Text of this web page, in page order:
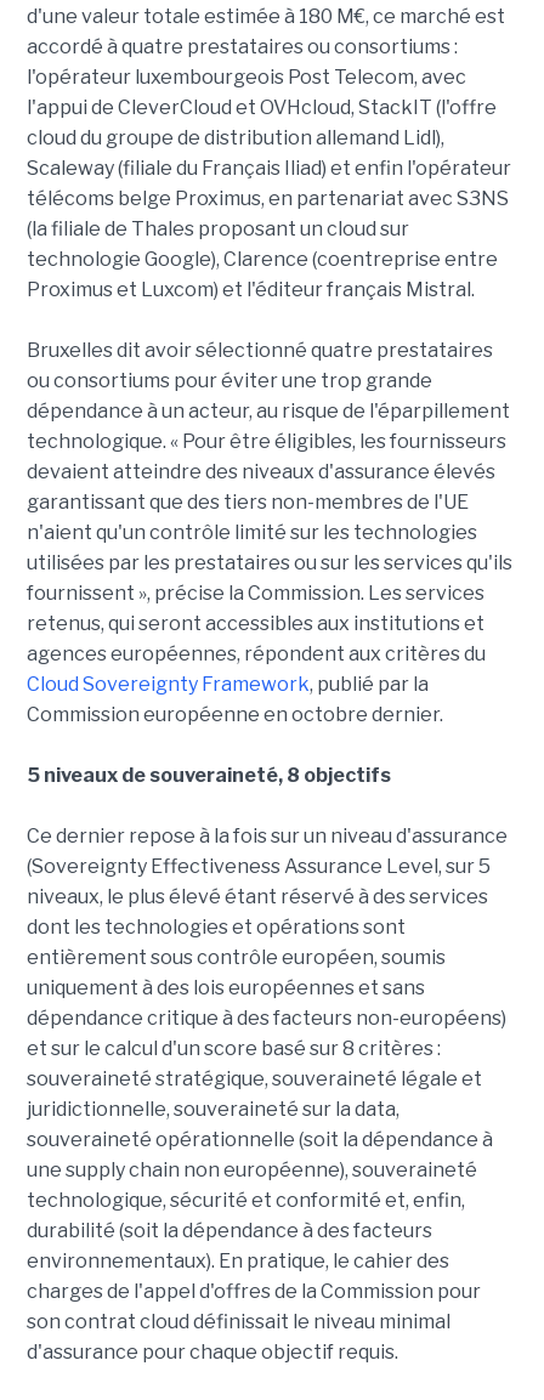
d'une valeur totale estimée à 180 M€, ce marché est
accordé à quatre prestataires ou consortiums :
l'opérateur luxembourgeois Post Telecom, avec
l'appui de CleverCloud et OVHcloud, StackIT (l'offre
cloud du groupe de distribution allemand Lidl),
Scaleway (filiale du Français Iliad) et enfin l'opérateur
télécoms belge Proximus, en partenariat avec S3NS
(la filiale de Thales proposant un cloud sur
technologie Google), Clarence (coentreprise entre
Proximus et Luxcom) et l'éditeur français Mistral.
Bruxelles dit avoir sélectionné quatre prestataires
ou consortiums pour éviter une trop grande
dépendance à un acteur, au risque de l'éparpillement
technologique. « Pour être éligibles, les fournisseurs
devaient atteindre des niveaux d'assurance élevés
garantissant que des tiers non-membres de l'UE
n'aient qu'un contrôle limité sur les technologies
utilisées par les prestataires ou sur les services qu'ils
fournissent », précise la Commission. Les services
retenus, qui seront accessibles aux institutions et
agences européennes, répondent aux critères du
Cloud Sovereignty Framework, publié par la
Commission européenne en octobre dernier.
5 niveaux de souveraineté, 8 objectifs
Ce dernier repose à la fois sur un niveau d'assurance
(Sovereignty Effectiveness Assurance Level, sur 5
niveaux, le plus élevé étant réservé à des services
dont les technologies et opérations sont
entièrement sous contrôle européen, soumis
uniquement à des lois européennes et sans
dépendance critique à des facteurs non-européens)
et sur le calcul d'un score basé sur 8 critères :
souveraineté stratégique, souveraineté légale et
juridictionnelle, souveraineté sur la data,
souveraineté opérationnelle (soit la dépendance à
une supply chain non européenne), souveraineté
technologique, sécurité et conformité et, enfin,
durabilité (soit la dépendance à des facteurs
environnementaux). En pratique, le cahier des
charges de l'appel d'offres de la Commission pour
son contrat cloud définissait le niveau minimal
d'assurance pour chaque objectif requis.